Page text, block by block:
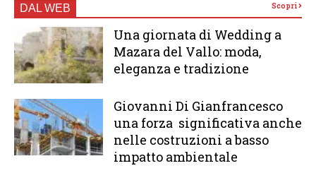
DAL WEB Scopri
Una giornata di Wedding a
Mazara del Vallo: moda,
eleganza e tradizione
Giovanni Di Gianfrancesco
una forza significativa anche
nelle costruzioni a basso
impatto ambientale